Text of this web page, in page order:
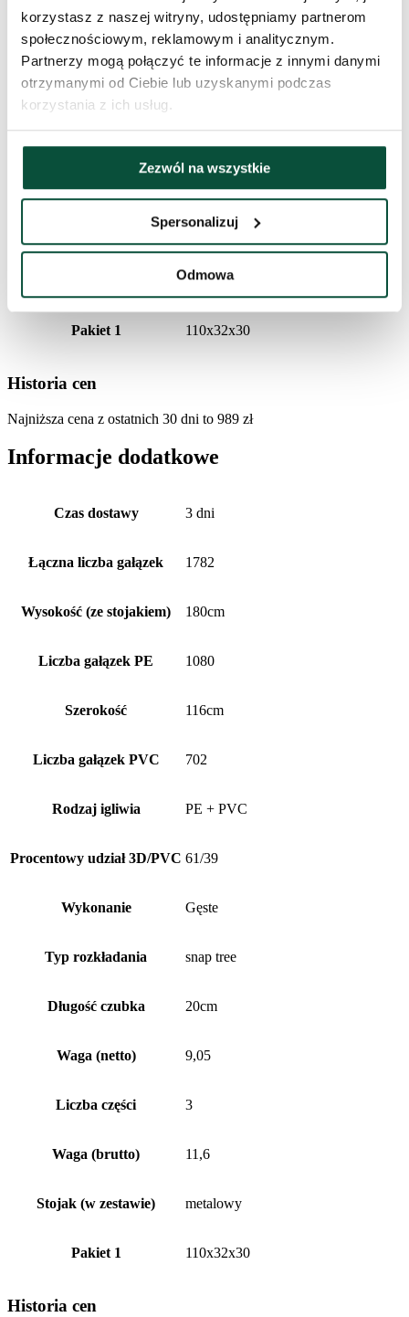
korzystasz z naszej witryny, udostępniamy partnerom
społecznościowym, reklamowym i analitycznym.
Partnerzy mogą połączyć te informacje z innymi danymi
otrzymanymi od Ciebie lub uzyskanymi podczas
korzystania z ich usług.
Zezwól na wszystkie
Spersonalizuj
Odmowa
Typ rozkładania snap tree
Długość czubka 20cm
Waga (netto) 9,05
11,6
metalowy
Pakiet 1 110x32x30
Historia cen
Najniższa cena z ostatnich 30 dni to 989 zł
Informacje dodatkowe
Czas dostawy 3 dni
Łączna liczba gałązek 1782
Wysokość (ze stojakiem) 180cm
Liczba gałązek PE 1080
Szerokość 116cm
Liczba gałązek PVC 702
Rodzaj igliwia PE + PVC
Procentowy udział 3D/PVC 61/39
Wykonanie Gęste
Typ rozkładania snap tree
Długość czubka 20cm
Waga (netto) 9,05
Liczba części 3
Waga (brutto) 11,6
Stojak (w zestawie) metalowy
Pakiet 1 110x32x30
Historia cen